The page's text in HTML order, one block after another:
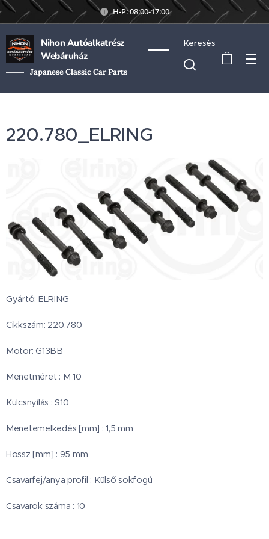
H-P: 08:00-17:00
Nihon Autóalkatrész
Webáruház
Japanese Classic Car Parts
Keresés
220.780_ELRING
Gyártó: ELRING
Cikkszám: 220.780
Motor: G13BB
Menetméret : M 10
Kulcsnyílás : S10
Menetemelkedés [mm] : 1,5 mm
Hossz [mm] : 95 mm
Csavarfej/anya profil : Külső sokfogú
Csavarok száma : 10